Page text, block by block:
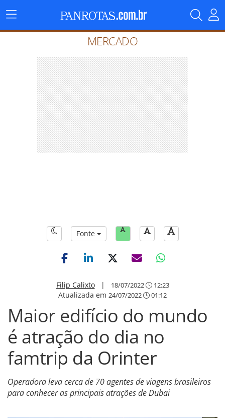
Menu
Principal
MERCADO
Fonte
Filip Calixto| 18/07/2022 12:23
Atualizada em 24/07/2022 01:12
Maior edifício do mundo
é atração do dia no
famtrip da Orinter
Operadora leva cerca de 70 agentes de viagens brasileiros
para conhecer as principais atrações de Dubai